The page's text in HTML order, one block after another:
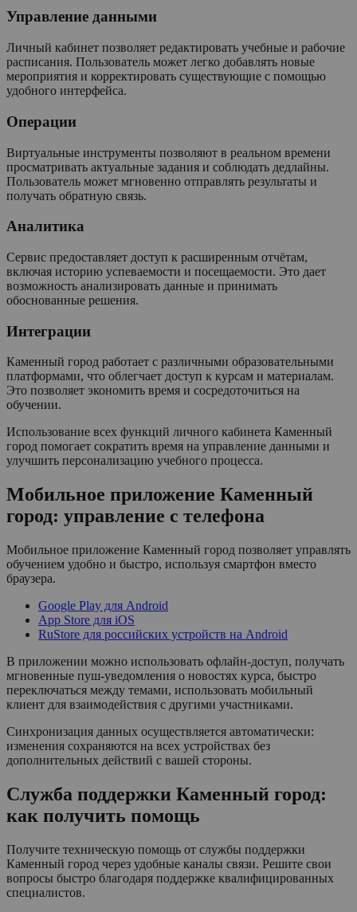
Управление данными
Личный кабинет позволяет редактировать учебные и рабочие
расписания. Пользователь может легко добавлять новые
мероприятия и корректировать существующие с помощью
удобного интерфейса.
Операции
Виртуальные инструменты позволяют в реальном времени
просматривать актуальные задания и соблюдать дедлайны.
Пользователь может мгновенно отправлять результаты и
получать обратную связь.
Аналитика
Сервис предоставляет доступ к расширенным отчётам,
включая историю успеваемости и посещаемости. Это дает
возможность анализировать данные и принимать
обоснованные решения.
Интеграции
Каменный город работает с различными образовательными
платформами, что облегчает доступ к курсам и материалам.
Это позволяет экономить время и сосредоточиться на
обучении.
Использование всех функций личного кабинета Каменный
город помогает сократить время на управление данными и
улучшить персонализацию учебного процесса.
Мобильное приложение Каменный
город: управление с телефона
Мобильное приложение Каменный город позволяет управлять
обучением удобно и быстро, используя смартфон вместо
браузера.
Google Play для Android
App Store для iOS
RuStore для российских устройств на Android
В приложении можно использовать офлайн-доступ, получать
мгновенные пуш-уведомления о новостях курса, быстро
переключаться между темами, использовать мобильный
клиент для взаимодействия с другими участниками.
Синхронизация данных осуществляется автоматически:
изменения сохраняются на всех устройствах без
дополнительных действий с вашей стороны.
Служба поддержки Каменный город:
как получить помощь
Получите техническую помощь от службы поддержки
Каменный город через удобные каналы связи. Решите свои
вопросы быстро благодаря поддержке квалифицированных
специалистов.